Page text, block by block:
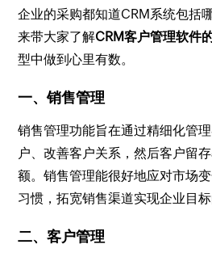
企业的采购都知道CRM系统包括
来带大家了解CRM客户管理软件
型中做到心里有数。
一、销售管理
销售管理功能旨在通过精细化管
户、改善客户关系，然后客户留
额。销售管理能很好地应对市场
习惯，拓宽销售渠道实现企业目标
二、客户管理